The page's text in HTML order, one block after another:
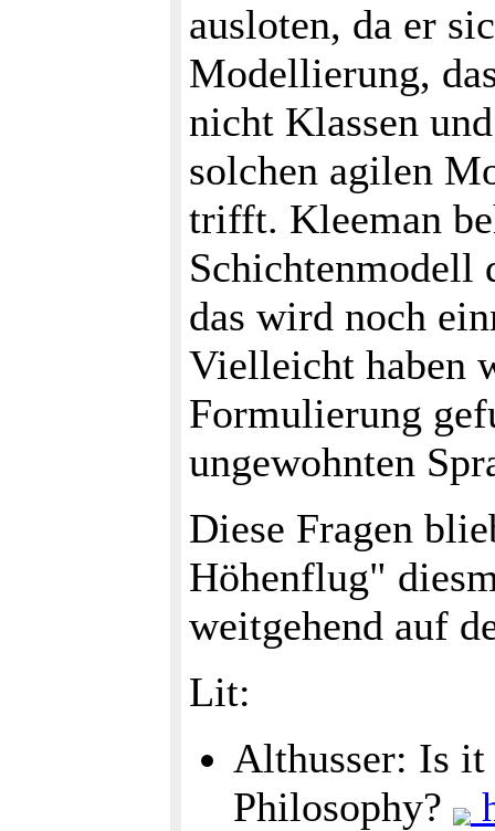
ausloten, da er
Modellierung,
nicht Klassen
solchen agilen
trifft. Kleeman
Schichtenmodell
das wird noch
Vielleicht haben
Formulierung
ungewohnten
Diese Fragen
Höhenflug"
weitgehend auf
Lit:
Althusser: Is
Philosophy?